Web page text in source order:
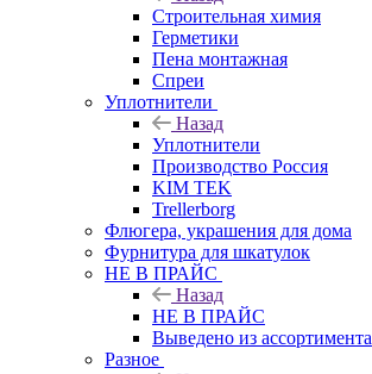
Строительная химия
Герметики
Пена монтажная
Спреи
Уплотнители
Назад
Уплотнители
Производство Россия
KIM TEK
Trellerborg
Флюгера, украшения для дома
Фурнитура для шкатулок
НЕ В ПРАЙС
Назад
НЕ В ПРАЙС
Выведено из ассортимента
Разное